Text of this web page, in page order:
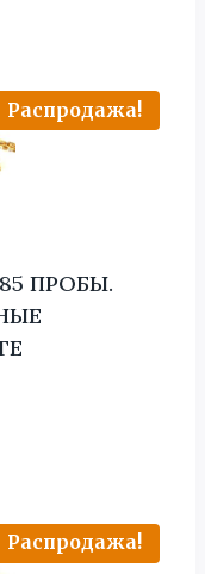
Распродажа!
ПРОБЫ.
Распродажа!